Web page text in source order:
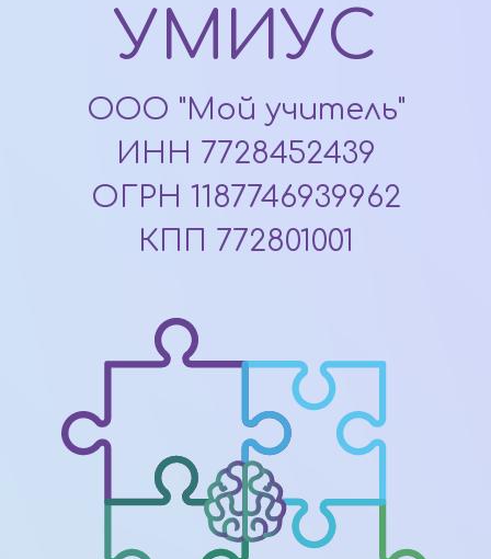
УМИУС
ООО "Мой учитель"
ИНН 7728452439
ОГРН 1187746939962
КПП 772801001